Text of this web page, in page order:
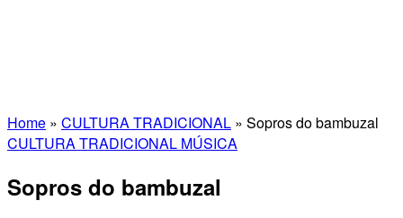
Home » CULTURA TRADICIONAL » Sopros do bambuzal
CULTURA TRADICIONAL MÚSICA
Sopros do bambuzal